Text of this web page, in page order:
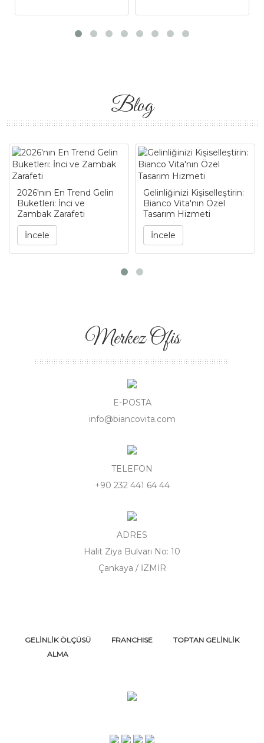
Blog
2026'nın En Trend Gelin
Buketleri: İnci ve
Zambak Zarafeti
İncele
Gelinliğinizi Kişiselleştirin:
Bianco Vita'nın Özel
Tasarım Hizmeti
İncele
Merkez Ofis
E-POSTA
info@biancovita.com
TELEFON
+90 232 441 64 44
ADRES
Halit Ziya Bulvarı No: 10
Çankaya / İZMİR
GELİNLİK ÖLÇÜSÜ
ALMA
FRANCHISE TOPTAN GELİNLİK